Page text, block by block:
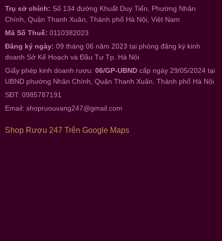
Trụ sở chính: Số 134 đường Khuất Duy Tiến, Phường Nhân
Chính, Quận Thanh Xuân, Thành phố Hà Nội, Việt Nam
Mã Số Thuế: 0110382023
Đăng ký ngày: 09 tháng 06 năm 2023 tại phòng đăng ký kinh
doanh Sở Kế Hoạch và Đầu Tư Tp. Hà Nội
Giấy phép kinh doanh rượu: 06/GP-UBND cấp ngày 29/05/2024 tại
UBND phường Nhân Chính, Quận Thanh Xuân, Thành phố Hà Nội
SĐT: 0985787191
Email: shopruouvang247@gmail.com
Shop Rượu 247 Trên Google Maps